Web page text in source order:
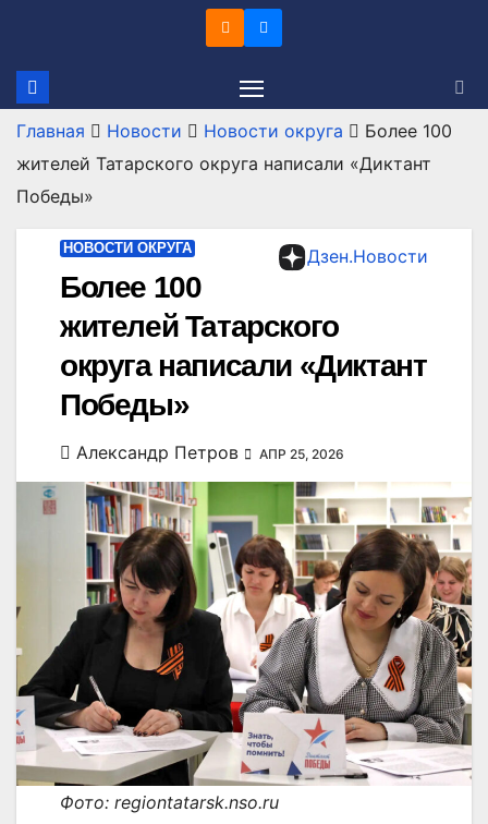
содержимому
Главная Новости Новости округа
Более 100
жителей Татарского округа написали «Диктант
Победы»
Дзен.Новости
НОВОСТИ ОКРУГА
Более 100
жителей Татарского
округа написали «Диктант
Победы»
Александр Петров АПР 25, 2026
Фото: regiontatarsk.nso.ru